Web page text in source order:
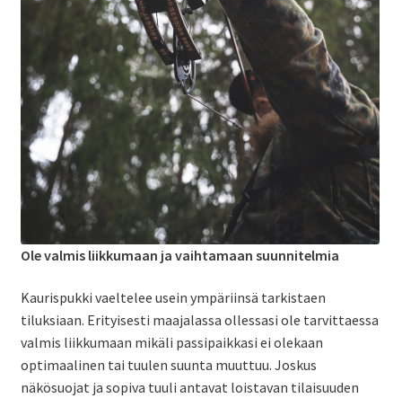
Ole valmis liikkumaan ja vaihtamaan suunnitelmia
Kaurispukki vaeltelee usein ympäriinsä tarkistaen
tiluksiaan. Erityisesti maajalassa ollessasi ole tarvittaessa
valmis liikkumaan mikäli passipaikkasi ei olekaan
optimaalinen tai tuulen suunta muuttuu. Joskus
näkösuojat ja sopiva tuuli antavat loistavan tilaisuuden